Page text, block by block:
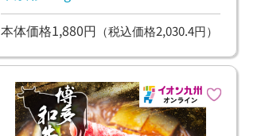
本体価格1,880円 （税込価格2,030.4円）